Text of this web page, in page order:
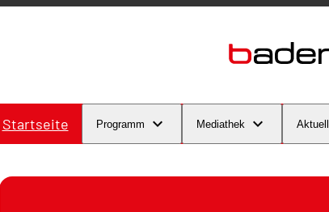
Startseite Programm Mediathek Aktuell